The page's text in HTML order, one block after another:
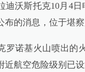
沃斯托克10月4日
布的消息，位于堪
诺基火山喷出的火
近航空危险级别已设